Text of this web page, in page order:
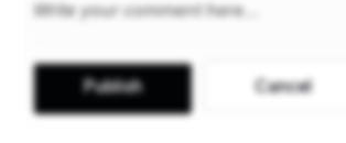
ଯଦି ପରିଚୟ ଜନ୍ମଗତ ଓ
ଜାତିପ୍ରଥା ବ୍ୟବସ୍ଥା।ଭାରତୀୟ
କେନ୍ଦ୍ର ଓ ରାଜ୍ୟ ରାଜନୀତିରେ ଜାତିର
Publish Cancel